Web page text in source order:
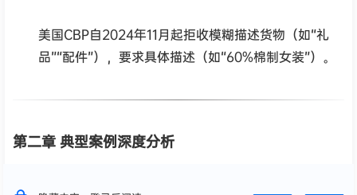
美国CBP自2024年11月起拒收模糊描述货物（如“礼
品”“配件”），要求具体描述（如“60%棉制女装”）。
第二章 典型案例深度分析